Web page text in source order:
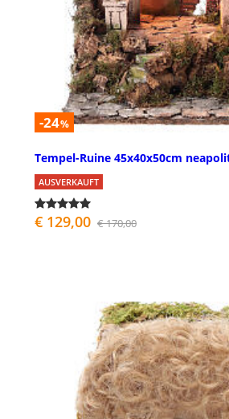
-24%
Tempel-Ruine 45x40x50cm
AUSVERKAUFT
€ 129,00 € 170,00